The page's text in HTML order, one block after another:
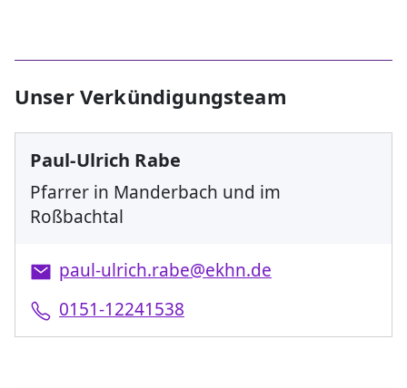
Unser Verkündigungsteam
Paul-Ulrich Rabe
Pfarrer in Manderbach und im
Roßbachtal
paul-ulrich.rabe@ekhn.de
0151-12241538